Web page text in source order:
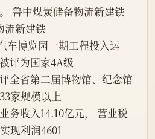
鲁中煤炭储备物流新建铁
流新建铁
车博览园一期工程投入运
评为国家4A级
全省第二届博物馆、纪念馆
家规模以上
务收入14.10亿元， 营业税
现利润4601